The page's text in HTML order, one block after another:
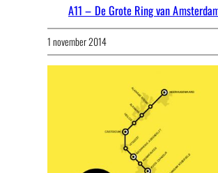
A11 – De Grote Ring van
1 november 2014